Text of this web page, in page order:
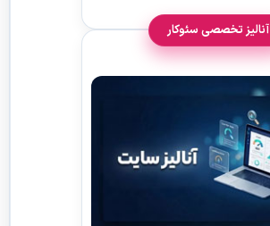
آنالیز تخصصی سئوکار